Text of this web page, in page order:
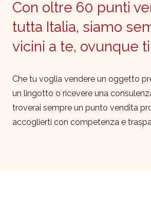
Con oltre 60 punti
tutta Italia, siamo
vicini a te, ovunque
Che tu voglia vendere un oggetto
un lingotto o ricevere una
troverai sempre un punto vendita
accoglierti con competenza e